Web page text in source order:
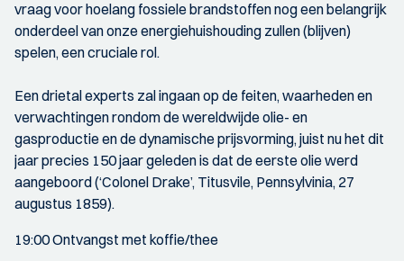
vraag voor hoelang fossiele brandstoffen nog een belangrijk
onderdeel van onze energiehuishouding zullen (blijven)
spelen, een cruciale rol.
Een drietal experts zal ingaan op de feiten, waarheden en
verwachtingen rondom de wereldwijde olie- en
gasproductie en de dynamische prijsvorming, juist nu het dit
jaar precies 150 jaar geleden is dat de eerste olie werd
aangeboord (‘Colonel Drake’, Titusvile, Pennsylvinia, 27
augustus 1859).
19:00 Ontvangst met koffie/thee